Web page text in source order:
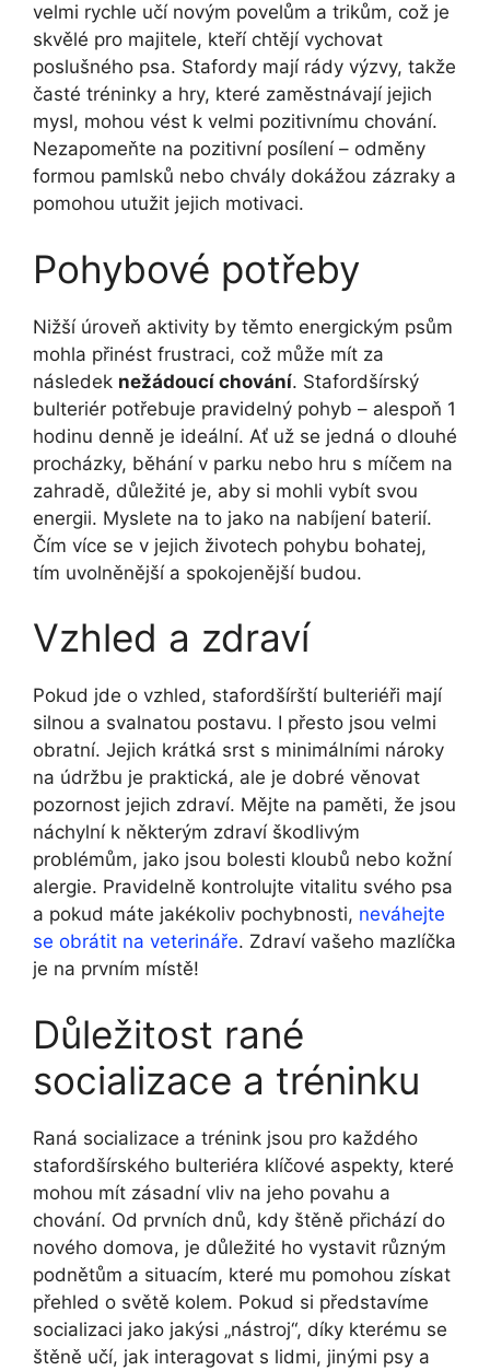
velmi rychle učí novým povelům a trikům, což ⁤je
skvělé pro majitele, kteří chtějí vychovat
poslušného psa. Stafordy mají rády⁤ výzvy, takže
⁤časté tréninky a hry, které ⁤zaměstnávají jejich
mysl, mohou vést‍ k velmi pozitivnímu chování.
Nezapomeňte na pozitivní posílení – odměny
formou pamlsků nebo chvály dokážou zázraky a
pomohou utužit jejich motivaci.
Pohybové potřeby
Nižší úroveň‌ aktivity by těmto energickým ⁣psům
mohla přinést frustraci, což může mít za
následek nežádoucí chování. Stafordšírský
bulteriér potřebuje‍ pravidelný pohyb – alespoň ⁢1
hodinu denně je ideální. Ať už se jedná ⁣o dlouhé
procházky, běhání v parku nebo hru s míčem na
zahradě,‌ důležité je, aby si mohli vybít svou
energii. ​Myslete na to jako na nabíjení baterií.
⁢Čím více se v jejich životech pohybu‍ bohatej,
tím ​uvolněnější a spokojenější budou.
Vzhled​ a zdraví
Pokud jde o vzhled, stafordšírští bulteriéři mají
silnou a svalnatou⁣ postavu. I přesto jsou velmi
obratní. Jejich krátká srst s minimálními nároky ​
na údržbu⁢ je praktická, ale je ⁣dobré‍ věnovat
pozornost jejich zdraví. Mějte na ‍paměti, že jsou
náchylní k některým ​zdraví škodlivým
problémům, jako jsou bolesti kloubů nebo kožní
alergie. Pravidelně kontrolujte⁣ vitalitu‌ svého psa
a pokud máte jakékoliv pochybnosti, neváhejte
se obrátit na veterináře. Zdraví vašeho mazlíčka
je na prvním místě!
Důležitost rané
socializace a tréninku
Raná socializace a trénink jsou pro každého
stafordšírského ⁤bulteriéra klíčové aspekty, které
mohou mít zásadní ⁣vliv na jeho povahu⁤ a
chování. Od prvních dnů, kdy štěně přichází do
nového domova, je důležité ho vystavit různým
podnětům​ a situacím, které mu ‌pomohou získat
přehled o světě kolem. Pokud ​si představíme
socializaci jako jakýsi „nástroj“, díky kterému se
štěně učí,⁣ jak interagovat s lidmi, jinými psy a⁣